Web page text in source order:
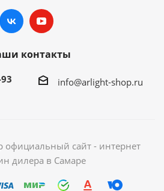
контакты
info@arlight-shop.ru
официальный сайт - интернет
дилера в Самаре